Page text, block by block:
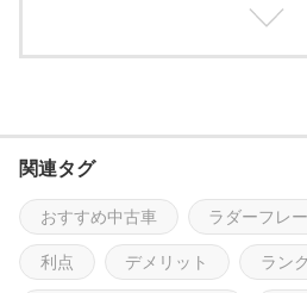
も、これを読めば
台に出会うきっか
公式サイト：
c/kurumaerabicom
公式Twitter：
abicom
関連タグ
おすすめ中古車 ラダーフレ
利点 デメリット ラン